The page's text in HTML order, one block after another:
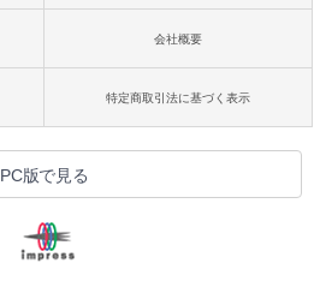
会社概要
特定商取引法に基づく表示
PC版で見る